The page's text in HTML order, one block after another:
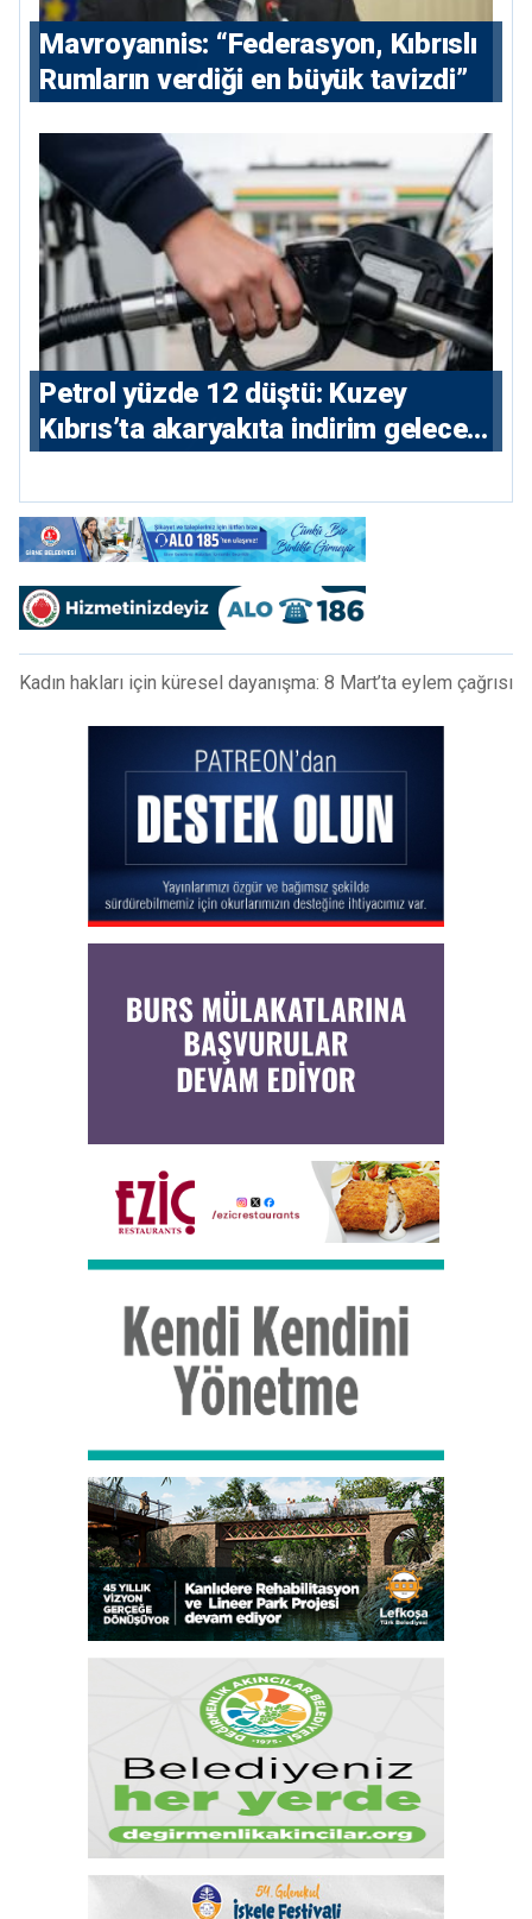
Mavroyannis: “Federasyon, Kıbrıslı
Rumların verdiği en büyük tavizdi”
Petrol yüzde 12 düştü: Kuzey
Kıbrıs’ta akaryakıta indirim gelecek
Kadın hakları için küresel dayanışma: 8 Mart’ta eylem çağrısı